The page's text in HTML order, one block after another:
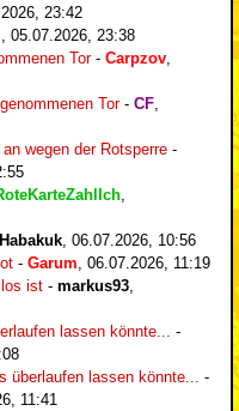
23:42
05.07.2026, 23:38
Tor- Carpzov
Tor- CF
wegen der Rotsperre -
Habakuk 06.07.2026, 10:56
- Garum 06.07.2026, 11:19
ist - markus93
lassen könnte...
-
überlaufen lassen könnte...
-
11:41